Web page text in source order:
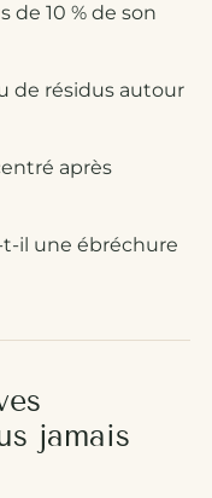
de 10 % de son
de résidus autour
après
il une ébréchure
jamais